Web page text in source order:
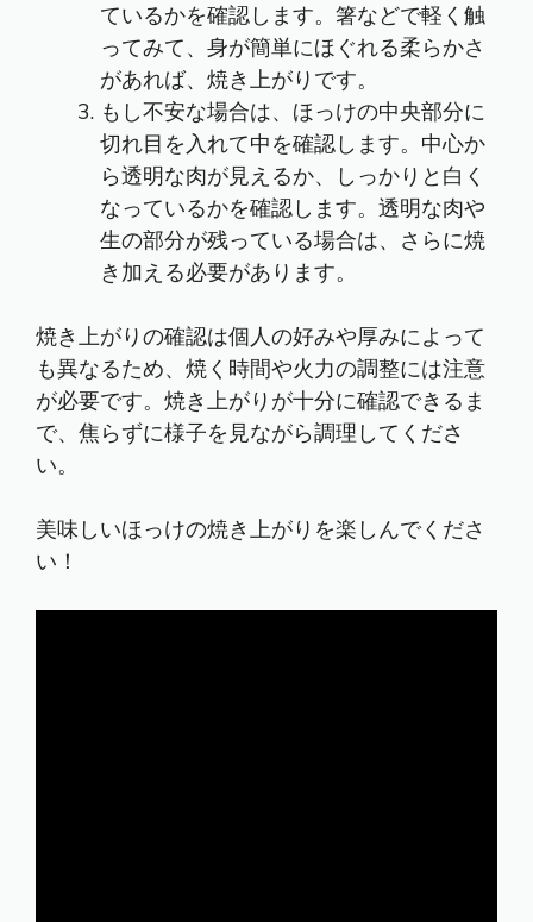
ているかを確認します。箸などで軽く触
ってみて、身が簡単にほぐれる柔らかさ
があれば、焼き上がりです。
もし不安な場合は、ほっけの中央部分に
切れ目を入れて中を確認します。中心か
ら透明な肉が見えるか、しっかりと白く
なっているかを確認します。透明な肉や
生の部分が残っている場合は、さらに焼
き加える必要があります。
焼き上がりの確認は個人の好みや厚みによって
も異なるため、焼く時間や火力の調整には注意
が必要です。焼き上がりが十分に確認できるま
で、焦らずに様子を見ながら調理してくださ
い。
美味しいほっけの焼き上がりを楽しんでくださ
い！